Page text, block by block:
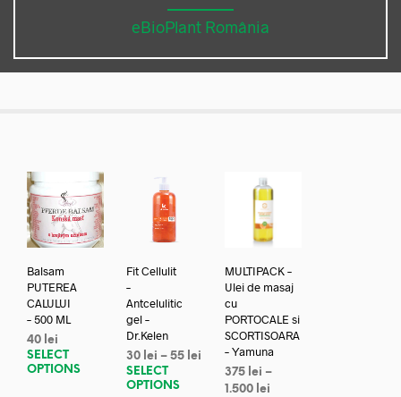
eBioPlant România
Balsam
PUTEREA
CALULUI
– 500 ML
40 lei
SELECT
OPTIONS
Fit Cellulit
–
Antcelulitic
gel –
Dr.Kelen
30 lei – 55 lei
SELECT
OPTIONS
MULTIPACK –
Ulei de masaj
cu
PORTOCALE si
SCORTISOARA
– Yamuna
375 lei –
1.500 lei